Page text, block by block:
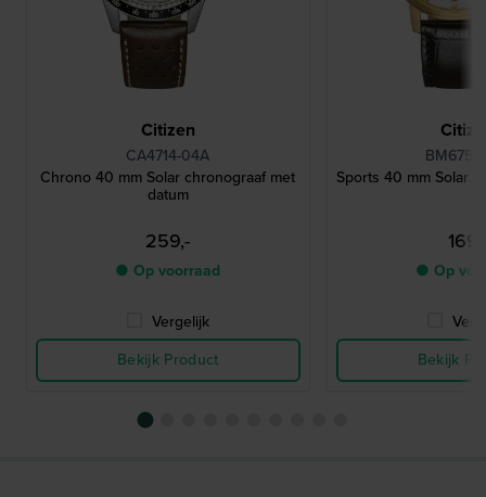
Citizen
CA4714-04A
Chrono 40 mm Solar chronograaf met
datum
259,-
● Op voorraad
Vergelijk
Bekijk Product
Sports 40 mm Solar
● Op
Bekijk